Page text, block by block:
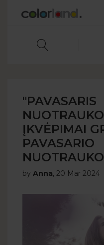
"PAVASARIS
ĮKVĖPIMAI
PAVASARIO
by Anna, 20 Mar 2024